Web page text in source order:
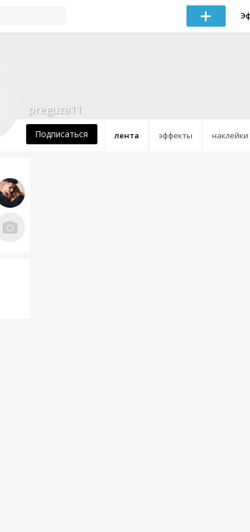
лента эффекты наклейки
preguza11
Подписаться